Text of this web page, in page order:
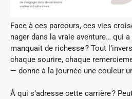
Face à ces parcours, ces vies
nager dans la vraie aventure… qui
manquait de richesse ? Tout
chaque sourire, chaque
— donne à la journée une couleur
À qui s’adresse cette carrière ?